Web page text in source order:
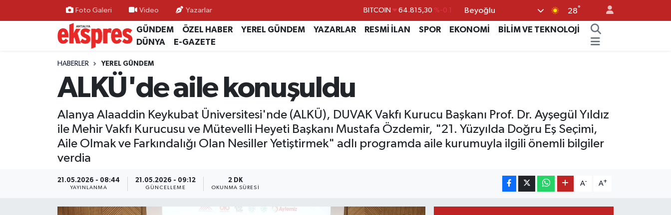
Foto Galeri Video Yazarlar DOLAR 47,7436 %0.18
EURO 55,2510 %0.32
Beyoğlu 28°
GÜNDEM ÖZEL HABER YEREL GÜNDEM YAZARLAR RESMİ İLAN SPOR EKONOMİ
BİLİM VE TEKNOLOJİ
DÜNYA
E-GAZETE
HABERLER YEREL GÜNDEM
ALKÜ'de aile konuşuldu
Alanya Alaaddin Keykubat Üniversitesi'nde (ALKÜ), DUVAK Vakfı Kurucu Başkanı Prof. Dr. Ayşegül Yıldız
ile Mehir Vakfı Kurucusu ve Mütevelli Heyeti Başkanı Mustafa Özdemir, "21. Yüzyılda Doğru Eş Seçimi,
Aile Olmak ve Farkındalığı Olan Nesiller Yetiştirmek" adlı programda aile kurumuyla ilgili önemli bilgiler
verdia
21.05.2026 - 08:44
YAYINLANMA
21.05.2026 - 09:12
GÜNCELLEME
2 DK
OKUNMA SÜRESI
A- A+
ÖZEL HABER
GÜNDEM
YEREL GÜNDEM
EKONOMİ
KÜLTÜR - SANAT
Nöbetçi Eczaneler
Hava Durumu
Trafik Durumu
Süper Lig Puan Durumu ve Fikstür
Tüm Manşetler
Son Dakika Haberleri
Haber Arşivi